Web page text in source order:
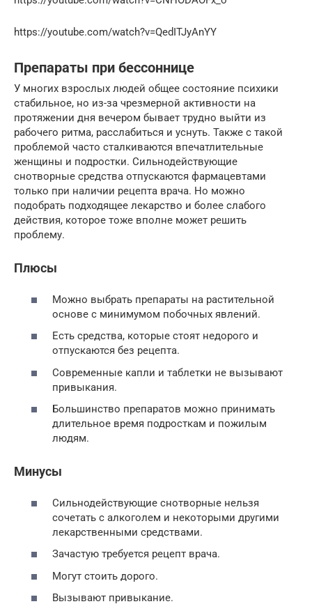
https://youtube.com/watch?v=QedITJyAnYY
Препараты при бессоннице
У многих взрослых людей общее состояние психики
стабильное, но из-за чрезмерной активности на
протяжении дня вечером бывает трудно выйти из
рабочего ритма, расслабиться и уснуть. Также с такой
проблемой часто сталкиваются впечатлительные
женщины и подростки. Сильнодействующие
снотворные средства отпускаются фармацевтами
только при наличии рецепта врача. Но можно
подобрать подходящее лекарство и более слабого
действия, которое тоже вполне может решить
проблему.
Плюсы
Можно выбрать препараты на растительной
основе с минимумом побочных явлений.
Есть средства, которые стоят недорого и
отпускаются без рецепта.
Современные капли и таблетки не вызывают
привыкания.
Большинство препаратов можно принимать
длительное время подросткам и пожилым
людям.
Минусы
Сильнодействующие снотворные нельзя
сочетать с алкоголем и некоторыми другими
лекарственными средствами.
Зачастую требуется рецепт врача.
Могут стоить дорого.
Вызывают привыкание.